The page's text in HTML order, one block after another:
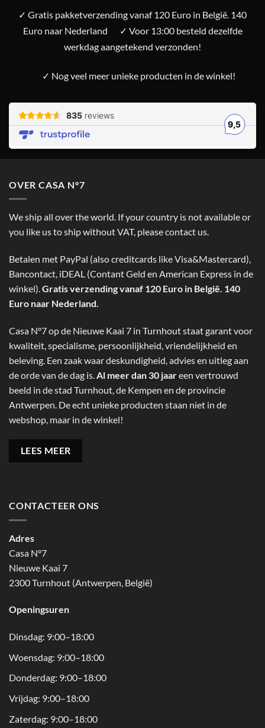
✓ Gratis pakketverzending vanaf 120 Euro in België. 140
Euro naar Nederland
✓ Voor 13:00 besteld dezelfde
werkdag aangetekend verzonden!
✓ Nog veel meer unieke producten in de winkel!
OVER CASA N°7
We ship all over the world. If your country is not available or
you like us to ship without VAT, please contact us.
Betalen met PayPal (also creditcards like Visa&Mastercard),
Bancontact, iDEAL (Contant Geld en American Express in de
winkel).Gratis verzending vanaf 120 Euro in België. 140
Euro naar Nederland.
Casa N°7 op de Nieuwe Kaai 7 in Turnhout staat garant voor
kwaliteit, specialisme, persoonlijkheid, vriendelijkheid en
beleving. Een zaak waar deskundigheid, advies en uitleg aan
de orde van de dag is.Al meer dan 30 jaareen vertrouwd
beeld in de stad Turnhout, de Kempen en de provincie
Antwerpen. De echt unieke producten staan niet in de
webshop, maar in de winkel!
LEES MEER
CONTACTEER ONS
Adres
Casa N°7
Nieuwe Kaai 7
2300 Turnhout (Antwerpen, België)
Openingsuren
Dinsdag: 9:00–18:00
Woensdag: 9:00–18:00
Donderdag: 9:00–18:00
Vrijdag: 9:00–18:00
Zaterdag: 9:00–18:00